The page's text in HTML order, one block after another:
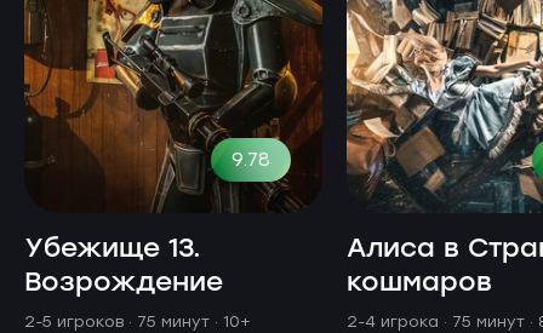
9.78
Убежище 13.
Возрождение
2-5 игроков · 75 минут · 10+
Алиса в
кошмаров
2-4 игрока · 75 минут ·